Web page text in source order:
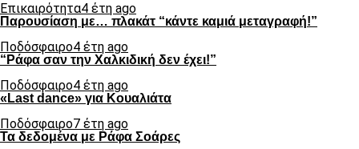
Επικαιρότητα4 έτη ago
Παρουσίαση με… πλακάτ “κάντε καμιά μεταγραφή!”
Ποδόσφαιρο4 έτη ago
“Ράφα σαν την Χαλκιδική δεν έχει!”
Ποδόσφαιρο4 έτη ago
«Last dance» για Κουαλιάτα
Ποδόσφαιρο7 έτη ago
Τα δεδομένα με Ράφα Σοάρες